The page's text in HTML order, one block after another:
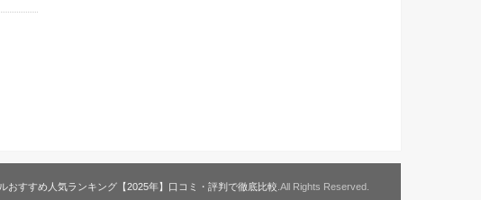
おすすめ人気ランキング【2025年】口コミ・評判で徹底比較 .All Rights Reserved.